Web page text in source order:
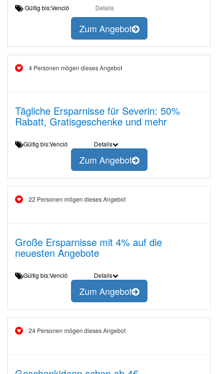
Gültig bis:Venció Details
Zum Angebot
4 Personen mögen dieses Angebot
Tägliche Ersparnisse für Severin: 50%
Rabatt, Gratisgeschenke und mehr
Gültig bis:Venció Details
Zum Angebot
22 Personen mögen dieses Angebot
Große Ersparnisse mit 4% auf die
neuesten Angebote
Gültig bis:Venció Details
Zum Angebot
24 Personen mögen dieses Angebot